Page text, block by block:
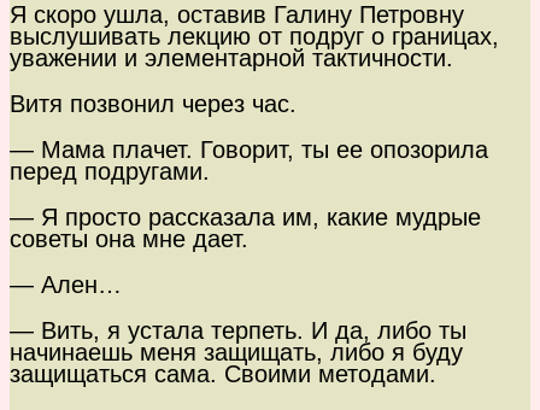
Я скоро ушла, оставив Галину Петровну
выслушивать лекцию от подруг о границах,
уважении и элементарной тактичности.
Витя позвонил через час.
— Мама плачет. Говорит, ты ее опозорила
перед подругами.
— Я просто рассказала им, какие мудрые
советы она мне дает.
— Ален…
— Вить, я устала терпеть. И да, либо ты
начинаешь меня защищать, либо я буду
защищаться сама. Своими методами.